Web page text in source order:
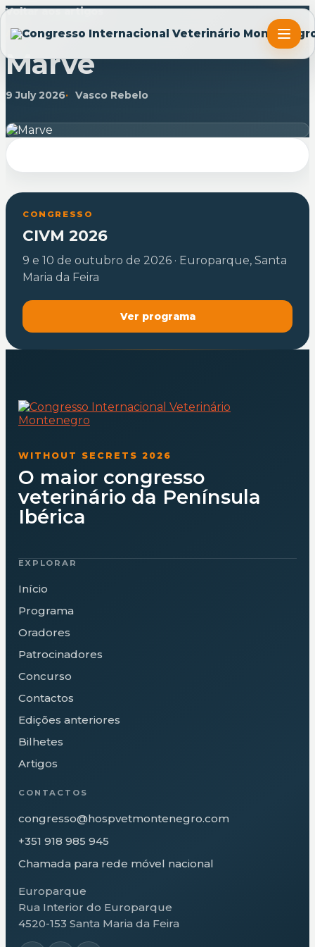
Voltar aos artigos
ARTIGO
Marve
9 July 2026 Vasco Rebelo
CONGRESSO
CIVM 2026
9 e 10 de outubro de 2026 · Europarque, Santa
Maria da Feira
Ver programa
WITHOUT SECRETS 2026
O maior congresso
veterinário da Península
Ibérica
EXPLORAR
Início
Programa
Oradores
Patrocinadores
Concurso
Contactos
Edições anteriores
Bilhetes
Artigos
CONTACTOS
congresso@hospvetmontenegro.com
+351 918 985 945
Chamada para rede móvel nacional
Europarque
Rua Interior do Europarque
4520-153 Santa Maria da Feira